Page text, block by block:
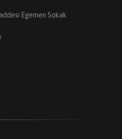
Egemen Sokak